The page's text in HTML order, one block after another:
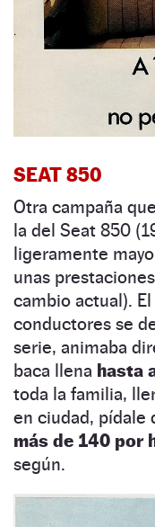
SEAT 850
Otra campaña
la del Seat 850
ligeramente
unas
cambio actual).
conductores se
serie, animaba
baca llena hasta
toda la familia,
en ciudad, pídale
más de 140 por
según.